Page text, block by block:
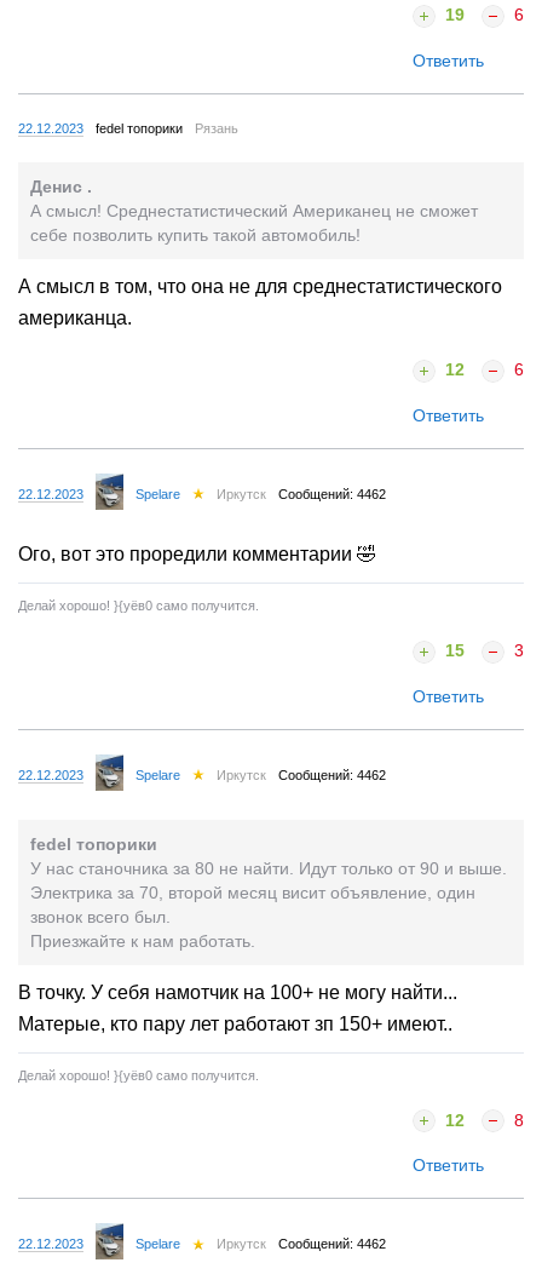
19 6
Ответить
22.12.2023 fedel топорики Рязань
Денис .
А смысл! Среднестатистический Американец не сможет
себе позволить купить такой автомобиль!
А смысл в том, что она не для среднестатистического
американца.
12 6
Ответить
22.12.2023 Spelare Иркутск Сообщений: 4462
Ого, вот это проредили комментарии 🤣
Делай хорошо! }{yёв0 само получится.
15 3
Ответить
22.12.2023 Spelare Иркутск Сообщений: 4462
fedel топорики
У нас станочника за 80 не найти. Идут только от 90 и выше.
Электрика за 70, второй месяц висит объявление, один
звонок всего был.
Приезжайте к нам работать.
В точку. У себя намотчик на 100+ не могу найти...
Матерые, кто пару лет работают зп 150+ имеют..
Делай хорошо! }{yёв0 само получится.
12 8
Ответить
22.12.2023 Spelare Иркутск Сообщений: 4462